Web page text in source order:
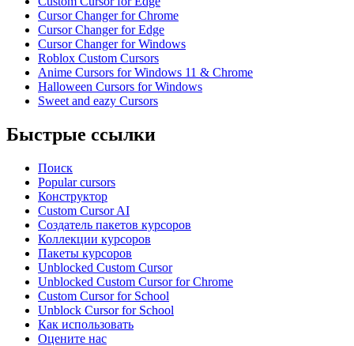
Cursor Changer for Chrome
Cursor Changer for Edge
Cursor Changer for Windows
Roblox Custom Cursors
Anime Cursors for Windows 11 & Chrome
Halloween Cursors for Windows
Sweet and eazy Cursors
Быстрые ссылки
Поиск
Popular cursors
Конструктор
Custom Cursor AI
Создатель пакетов курсоров
Коллекции курсоров
Пакеты курсоров
Unblocked Custom Cursor
Unblocked Custom Cursor for Chrome
Custom Cursor for School
Unblock Cursor for School
Как использовать
Оцените нас